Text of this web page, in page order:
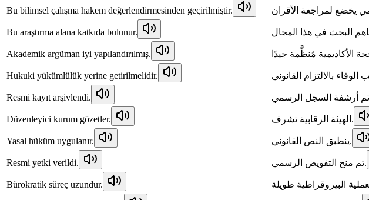
Bu bilimsel çalışma hakem değerlendirmesinden geçirilmiştir.
Bu araştırma alana katkıda bulunur.
Akademik argüman iyi yapılandırılmış.
Hukuki yükümlülük yerine getirilmelidir.
Resmi kayıt arşivlendi.
Düzenleyici kurum gözetler. الهيئة الرقابية تشرف.
Yasal hüküm uygulanır. ينطبق النص القانوني.
Resmi yetki verildi. تم منح التفويض الرسمي.
Bürokratik süreç uzundur.